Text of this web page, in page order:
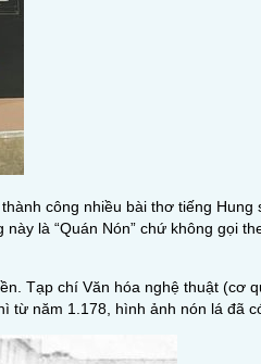
công nhiều bài thơ tiếng Hung
là “Quán Nón” chứ không gọi
Tạp chí Văn hóa nghệ thuật (cơ
từ năm 1.178, hình ảnh nón lá đã